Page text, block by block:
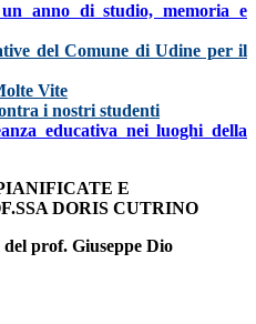
anno di studio, memoria e
del Comune di Udine per il
Vite
i nostri studenti
educativa nei luoghi della
E
DORIS CUTRINO
prof. Giuseppe Dio